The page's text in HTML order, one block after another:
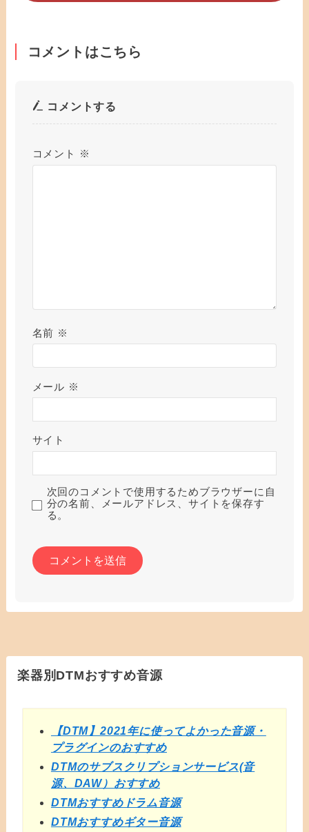
コメントはこちら
コメントする
コメント ※
名前 ※
メール ※
サイト
次回のコメントで使用するためブラウザーに自
分の名前、メールアドレス、サイトを保存す
る。
楽器別DTMおすすめ音源
【DTM】2021年に使ってよかった音源・
プラグインのおすすめ
DTMのサブスクリプションサービス(音
源、DAW）おすすめ
DTMおすすめドラム音源
DTMおすすめギター音源